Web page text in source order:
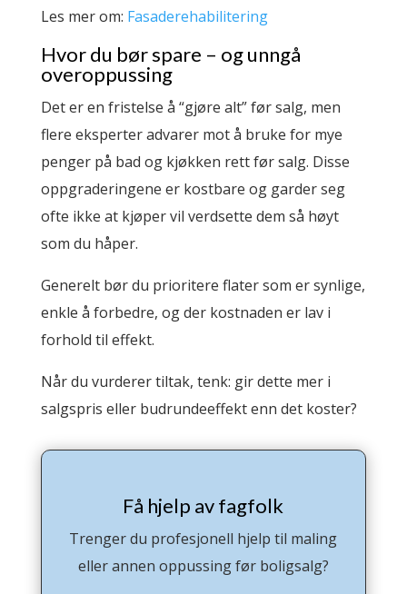
Les mer om: Fasaderehabilitering
Hvor du bør spare – og unngå
overoppussing
Det er en fristelse å “gjøre alt” før salg, men
flere eksperter advarer mot å bruke for mye
penger på bad og kjøkken rett før salg. Disse
oppgraderingene er kostbare og garder seg
ofte ikke at kjøper vil verdsette dem så høyt
som du håper.
Generelt bør du prioritere flater som er synlige,
enkle å forbedre, og der kostnaden er lav i
forhold til effekt.
Når du vurderer tiltak, tenk: gir dette mer i
salgspris eller budrundeeffekt enn det koster?
Få hjelp av fagfolk
Trenger du profesjonell hjelp til maling
eller annen oppussing før boligsalg?